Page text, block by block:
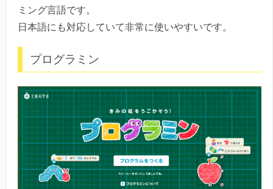
ミング言語です。
日本語にも対応していて非常に使いやすいです。
プログラミン